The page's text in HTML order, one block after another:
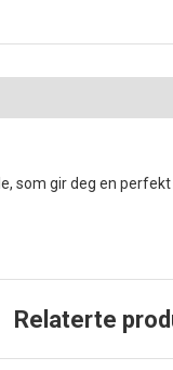
som gir deg en
Relaterte